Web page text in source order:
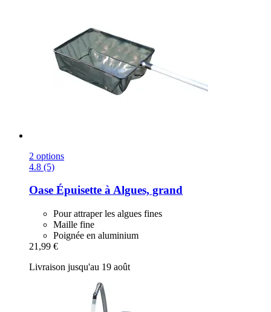
2 options
4.8 (5)
Oase Épuisette à Algues, grand
Pour attraper les algues fines
Maille fine
Poignée en aluminium
21,99 €
Livraison jusqu'au 19 août